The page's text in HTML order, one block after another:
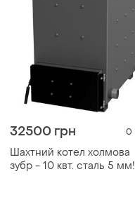
32500 грн 0
Шахтний котел холмова
зубр - 10 квт. сталь 5 мм!